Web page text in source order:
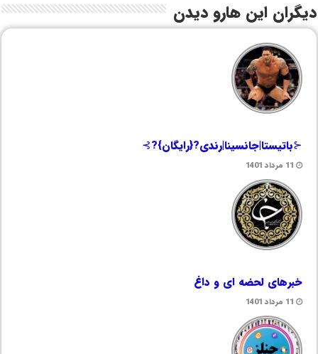
دیگران این هارو دیدن
⊰باتیستا|جانسینا|رندی?{رایگان}?⊱
11 مرداد 1401
خبرهای لحضه ای و داغ
11 مرداد 1401